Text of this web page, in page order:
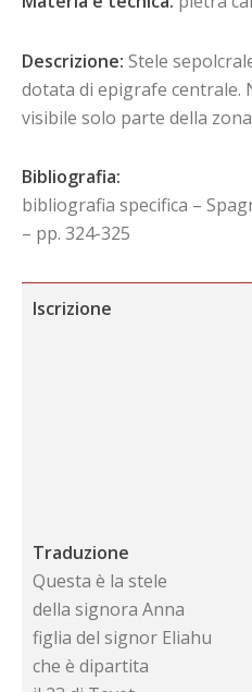
Descrizione: Stele
dotata di epigrafe centrale.
visibile solo parte della
Bibliografia:
bibliografia specifica –
– pp. 324-325
Iscrizione
Traduzione
Questa è la stele
della signora Anna
figlia del signor Eliahu
che è dipartita